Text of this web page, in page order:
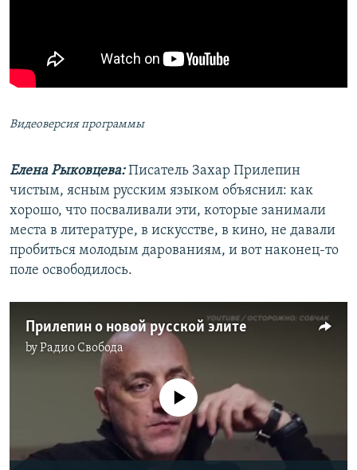
Видеоверсия программы
Елена Рыковцева:Писатель Захар Прилепин
чистым, ясным русским языком объяснил: как
хорошо, что посваливали эти, которые занимали
места в литературе, в искусстве, в кино, не давали
пробиться молодым дарованиям, и вот наконец-то
поле освободилось.
Прилепин о новой русской элите
byРадио Свобода
No media source currently available